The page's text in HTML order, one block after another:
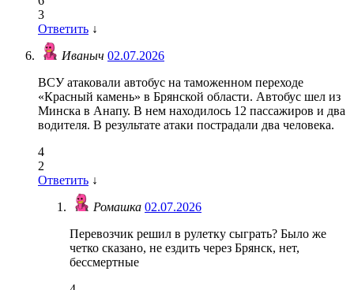
3
Ответить ↓
Иваныч 02.07.2026
ВСУ атаковали автобус на таможенном переходе
«Красный камень» в Брянской области. Автобус шел из
Минска в Анапу. В нем находилось 12 пассажиров и два
водителя. В результате атаки пострадали два человека.
4
2
Ответить ↓
Ромашка 02.07.2026
Перевозчик решил в рулетку сыграть? Было же
четко сказано, не ездить через Брянск, нет,
бессмертные